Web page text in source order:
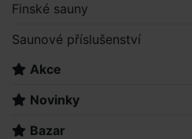
Finské sauny
Saunové příslušenství
Akce
Novinky
Bazar